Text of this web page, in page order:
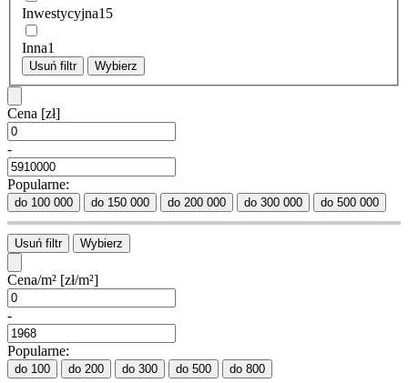
Inwestycyjna15
Inna1
Usuń filtr Wybierz
Cena [zł]
-
Popularne:
do 100 000 do 150 000 do 200 000 do 300 000 do 500 000
Usuń filtr Wybierz
Cena/m² [zł/m²]
-
Popularne:
do 100 do 200 do 300 do 500 do 800